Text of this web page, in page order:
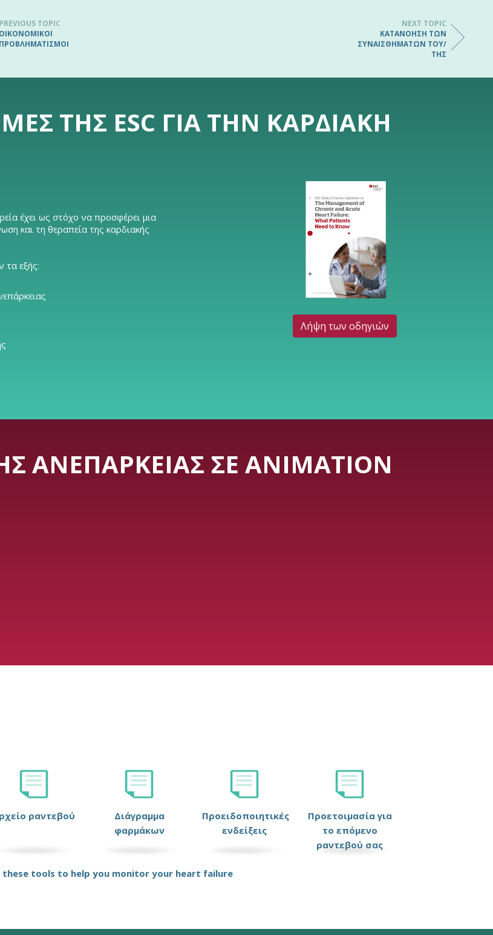
PREVIOUS TOPIC
ΟΙΚΟΝΟΜΙΚΟΊ
ΠΡΟΒΛΗΜΑΤΙΣΜΟΊ
NEXT TOPIC
ΚΑΤΑΝΌΗΣΗ ΤΩΝ
ΣΥΝΑΙΣΘΗΜΆΤΩΝ ΤΟΥ/
ΤΗΣ
ΤΗΣ ESC ΓΙΑ ΤΗΝ ΚΑΡΔΙΑΚΉ
έχει ως στόχο να προσφέρει μια
και τη θεραπεία της καρδιακής
τα εξής:
Λήψη των οδηγιών
ΑΝΕΠΆΡΚΕΙΑΣ ΣΕ ANIMATION
ραντεβού
Διάγραμμα
φαρμάκων
Προειδοποιητικές
ενδείξεις
Προετοιμασία για
το επόμενο
ραντεβού σας
tools to help you monitor your heart failure